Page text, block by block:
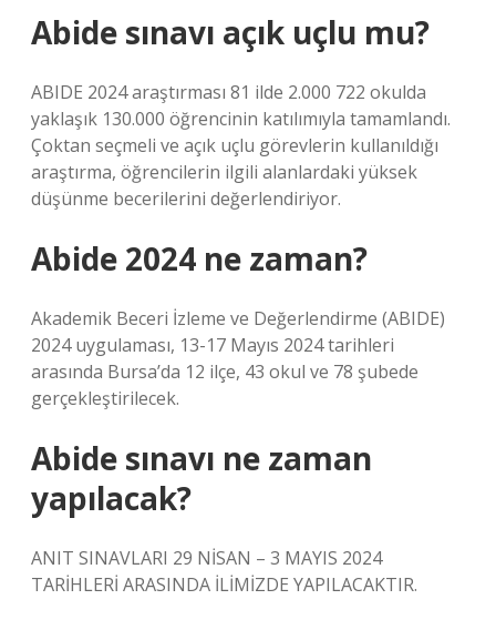
Abide sınavı açık uçlu mu?
ABIDE 2024 araştırması 81 ilde 2.000 722 okulda
yaklaşık 130.000 öğrencinin katılımıyla tamamlandı.
Çoktan seçmeli ve açık uçlu görevlerin kullanıldığı
araştırma, öğrencilerin ilgili alanlardaki yüksek
düşünme becerilerini değerlendiriyor.
Abide 2024 ne zaman?
Akademik Beceri İzleme ve Değerlendirme (ABIDE)
2024 uygulaması, 13-17 Mayıs 2024 tarihleri ​​
arasında Bursa’da 12 ilçe, 43 okul ve 78 şubede
gerçekleştirilecek.
Abide sınavı ne zaman
yapılacak?
ANIT SINAVLARI 29 NİSAN – 3 MAYIS 2024
TARİHLERİ ARASINDA İLİMİZDE YAPILACAKTIR.